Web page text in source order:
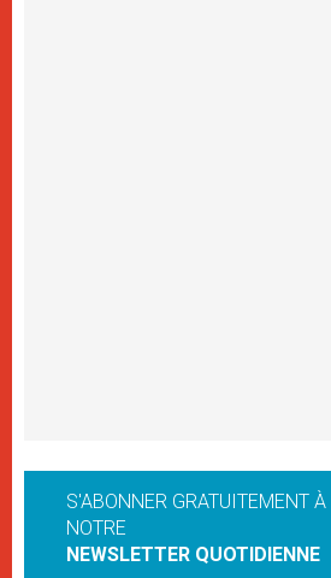
S'ABONNER GRATUITEMENT À
NOTRE
NEWSLETTER QUOTIDIENNE